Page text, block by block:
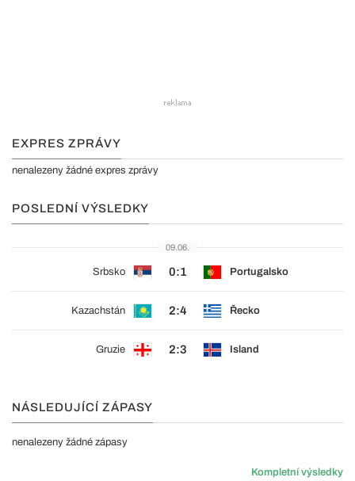
EXPRES ZPRÁVY
nenalezeny žádné expres zprávy
POSLEDNÍ VÝSLEDKY
09.06.
Srbsko 0:1 Portugalsko
Kazachstán 2:4 Řecko
Gruzie 2:3 Island
NÁSLEDUJÍCÍ ZÁPASY
nenalezeny žádné zápasy
Kompletní výsledky